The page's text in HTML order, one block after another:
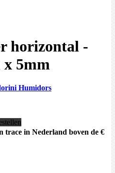
horizontal -
x 5mm
Humidors
trace in Nederland boven de €